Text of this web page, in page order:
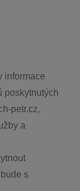
informace
poskytnutých
petr.cz,
a
s